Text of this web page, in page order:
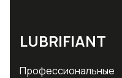
LUBRIFIANT
Профессиональные